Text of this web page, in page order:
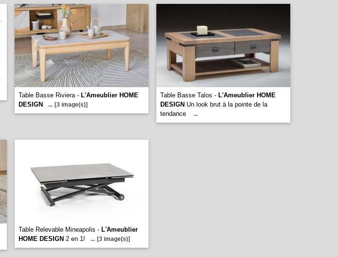
Table Basse Riviera - L'Ameublier HOME
DESIGN
... [3 image(s)]
Table Basse Talos - L'Ameublier HOME
DESIGN Un look brut à la pointe de la
tendance
...
Table Relevable Mineapolis - L'Ameublier
HOME DESIGN 2 en 1! ... [3 image(s)]